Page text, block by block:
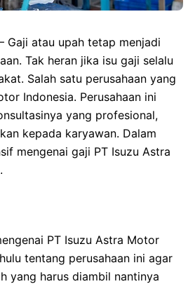
Gaji atau upah tetap menjadi
Tak heran jika isu gaji selalu
Salah satu perusahaan yang
Indonesia. Perusahaan ini
yang profesional,
kepada karyawan. Dalam
mengenai gaji PT Isuzu Astra
PT Isuzu Astra Motor
tentang perusahaan ini agar
yang harus diambil nantinya